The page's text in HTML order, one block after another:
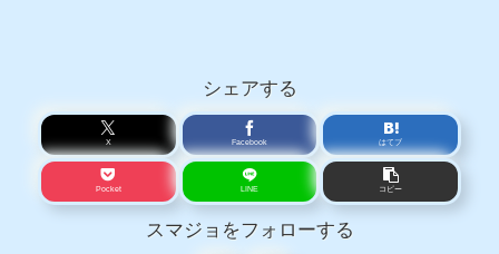
シェアする
X Facebook はてブ
Pocket LINE コピー
スマジョをフォローする